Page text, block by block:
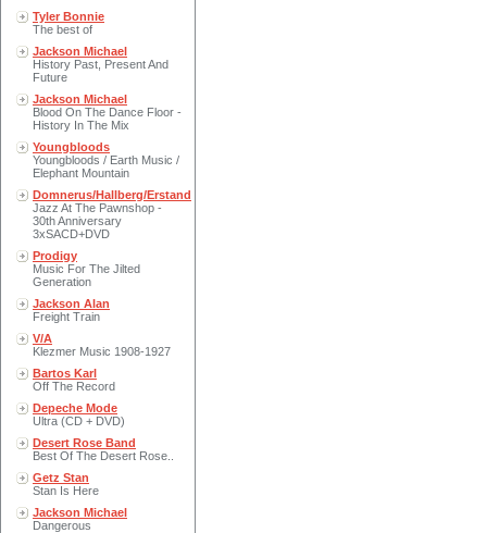
Tyler Bonnie
The best of
Jackson Michael
History Past, Present And
Future
Jackson Michael
Blood On The Dance Floor -
History In The Mix
Youngbloods
Youngbloods / Earth Music /
Elephant Mountain
Domnerus/Hallberg/Erstand
Jazz At The Pawnshop -
30th Anniversary
3xSACD+DVD
Prodigy
Music For The Jilted
Generation
Jackson Alan
Freight Train
V/A
Klezmer Music 1908-1927
Bartos Karl
Off The Record
Depeche Mode
Ultra (CD + DVD)
Desert Rose Band
Best Of The Desert Rose..
Getz Stan
Stan Is Here
Jackson Michael
Dangerous